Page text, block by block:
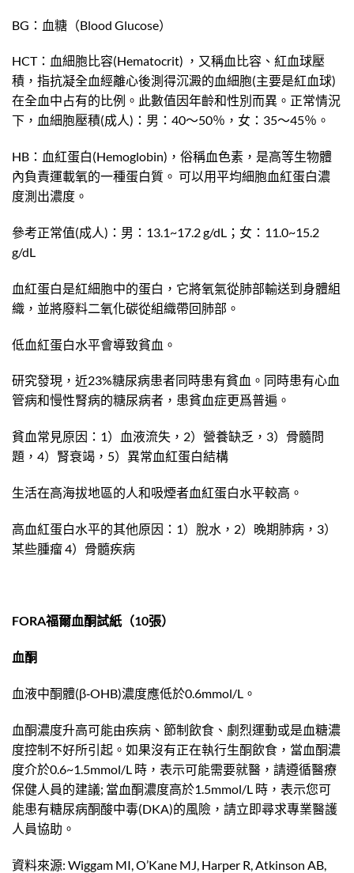
BG：血糖（Blood Glucose）
HCT：血細胞比容(Hematocrit) ，又稱血比容、紅血球壓
積，指抗凝全血經離心後測得沉澱的血細胞(主要是紅血球)
在全血中占有的比例。此數值因年齡和性別而異。正常情況
下，血細胞壓積(成人)：男：40～50％，女：35～45％。
HB：血紅蛋白(Hemoglobin)，俗稱血色素，是高等生物體
內負責運載氧的一種蛋白質。 可以用平均細胞血紅蛋白濃
度測出濃度。
參考正常值(成人)：男：13.1~17.2 g/dL；女：11.0~15.2
g/dL
血紅蛋白是紅細胞中的蛋白，它將氧氣從肺部輸送到身體組
織，並將廢料二氧化碳從組織帶回肺部。
低血紅蛋白水平會導致貧血。
研究發現，近23%糖尿病患者同時患有貧血。同時患有心血
管病和慢性腎病的糖尿病者，患貧血症更爲普遍。
貧血常見原因：1）血液流失，2）營養缺乏，3）骨髓問
題，4）腎衰竭，5）異常血紅蛋白結構
生活在高海拔地區的人和吸煙者血紅蛋白水平較高。
高血紅蛋白水平的其他原因：1）脫水，2）晚期肺病，3）
某些腫瘤 4）骨髓疾病
FORA福爾血酮試紙（10張）
血酮
血液中酮體(β‐OHB)濃度應低於0.6mmol/L。
血酮濃度升高可能由疾病、節制飲食、劇烈運動或是血糖濃
度控制不好所引起。如果沒有正在執行生酮飲食，當血酮濃
度介於0.6~1.5mmol/L 時，表示可能需要就醫，請遵循醫療
保健人員的建議; 當血酮濃度高於1.5mmol/L 時，表示您可
能患有糖尿病酮酸中毒(DKA)的風險，請立即尋求專業醫護
人員協助。
資料來源: Wiggam MI, O’Kane MJ, Harper R, Atkinson AB,